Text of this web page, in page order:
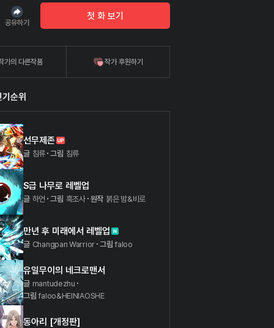
공유하기
첫 화 보기
가의 다른작품 작가 후원하기
순위
선무제존
글 침류 그림 침류
S급 나무로 레벨업
글 하언 그림 흑조사 원작 붉은 밤&비로
만년 후 미래에서 레벨업
글 Changpan Warrior 그림 faloo
유일무이의 네크로맨서
글 mantudezhu
그림 faloo&HEINIAOSHE
동아리 [개정판]